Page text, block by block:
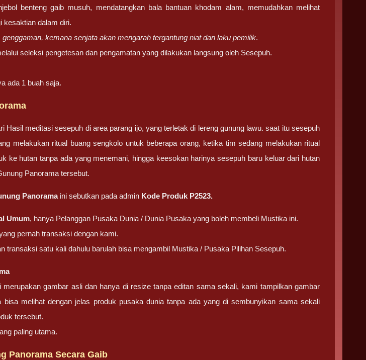
benteng gaib musuh, mendatangkan bala bantuan khodam alam, memudahkan melihat
kesaktian dalam diri.
kemana senjata akan mengarah tergantung niat dan laku pemilik.
seleksi pengetesan dan pengamatan yang dilakukan langsung oleh Sesepuh.
ada 1 buah saja.
Hasil meditasi sesepuh di area parang ijo, yang terletak di lereng gunung lawu. saat itu sesepuh
melakukan ritual buang sengkolo untuk beberapa orang, ketika tim sedang melakukan ritual
ke hutan tanpa ada yang menemani, hingga keesokan harinya sesepuh baru keluar dari hutan
Panorama tersebut.
Panoramaini sebutkan pada admin Kode Produk P2523.
Umum, hanya Pelanggan Pusaka Dunia / Dunia Pusaka yang boleh membeli Mustika ini.
pernah transaksi dengan kami.
transaksi satu kali dahulu barulah bisa mengambil Mustika / Pusaka Pilihan Sesepuh.
gambar asli dan hanya di resize tanpa editan sama sekali, kami tampilkan gambar
bisa melihat dengan jelas produk pusaka dunia tanpa ada yang di sembunyikan sama sekali
tersebut.
paling utama.
Panorama Secara Gaib